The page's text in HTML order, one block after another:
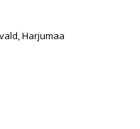
Harjumaa